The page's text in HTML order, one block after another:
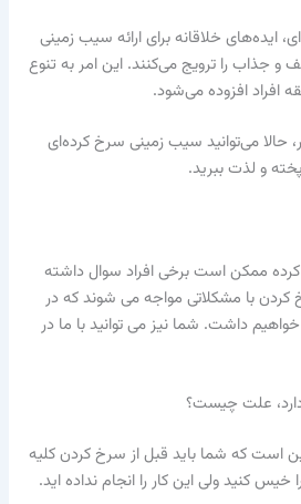
ایده‌های خلاقانه برای ارائه سیب زمینی
جذاب را ترویج می‌کنند. این امر به تنوع
افراد افزوده می‌شود.
حالا می‌توانید سیب زمینی سرخ کرده‌ای
و لذت ببرید.
ممکن است برخی افراد سوال داشته
کردن با مشکلاتی مواجه می شوند که در
داشت. شما نیز می توانید با ما در
علت چیست؟
است که شما باید قبل از سرخ کردن کلیه
کنید ولی این کار را انجام نداده اید.